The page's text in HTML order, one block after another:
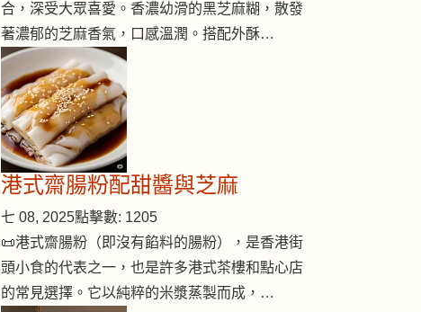
合，深受大眾喜愛。香濃幼滑的黑芝麻糊，散發
著濃郁的芝麻香氣，口感溫潤。搭配外酥…
港式齋腸粉配甜醬與芝麻
七 08, 2025點擊數: 1205
📜港式齋腸粉（即沒有餡料的腸粉），是香港街
頭小食的代表之一，也是許多港式茶樓和點心店
的常見選擇。它以純粹的米漿蒸製而成，…